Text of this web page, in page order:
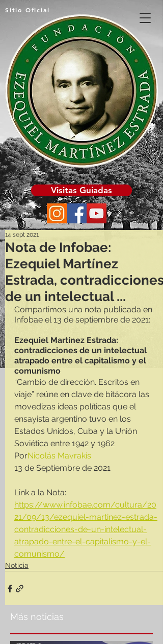
Sitio Oficial
Visitas Guiadas
Nota de Infobae:
Ezequiel Martínez
Estrada, contradicciones
de un intelectual ...
14 sept 2021
Compartimos una nota publicada en
Infobae el 13 de septiembre de 2021:
Ezequiel Martínez Estrada:
contradicciones de un intelectual
atrapado entre el capitalismo y el
comunismo
“Cambio de dirección. Escritos en
viaje” reúne en clave de bitácora las
movedizas ideas políticas que el
ensayista argentino tuvo en los
Estados Unidos, Cuba y la Unión
Soviética entre 1942 y 1962
PorNicolás Mavrakis
13 de Septiembre de 2021
Link a la Nota:
https://www.infobae.com/cultura/20
21/09/13/ezequiel-martinez-estrada-
contradicciones-de-un-intelectual-
atrapado-entre-el-capitalismo-y-el-
comunismo/
Noticia
Más noticias